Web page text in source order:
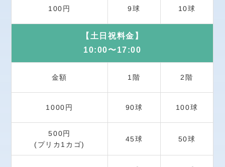
100円 9球 10球
【土日祝料金】
10:00〜17:00
金額 1階 2階
1000円 90球 100球
500円
(プリカ1カゴ)
45球 50球